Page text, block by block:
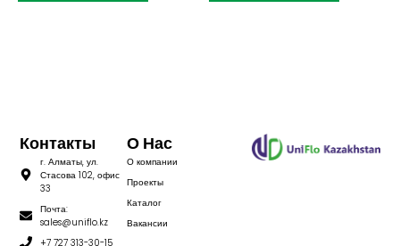
О Нас
О компании
Проекты
Каталог
Вакансии
Контакты
г. Алматы, ул.
Стасова 102, офис
33
Почта:
sales@uniflo.kz
+7 727 313-30-15